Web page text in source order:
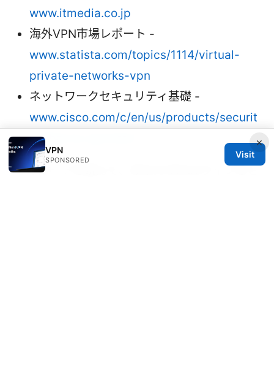
www.itmedia.co.jp
海外VPN市場レポート -
www.statista.com/topics/1114/virtual-
private-networks-vpn
ネットワークセキュリティ基礎 -
www.cisco.com/c/en/us/products/securit
y/what-is-vpn.html
このガイドを読んで、あなたのiPadライフをさ
×
VPN
SPONSORED
Visit